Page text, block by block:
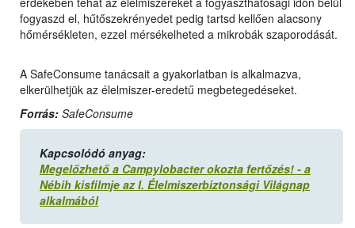
fogyaszd el, hűtőszekrényedet pedig tartsd kellően alacsony
hőmérsékleten, ezzel mérsékelheted a mikrobák szaporodását.
A SafeConsume tanácsait a gyakorlatban is alkalmazva,
elkerülhetjük az élelmiszer-eredetű megbetegedéseket.
Forrás: SafeConsume
Kapcsolódó anyag:
Megelőzhető a Campylobacter okozta fertőzés! - a
Nébih kisfilmje az I. Élelmiszerbiztonsági Világnap
alkalmából